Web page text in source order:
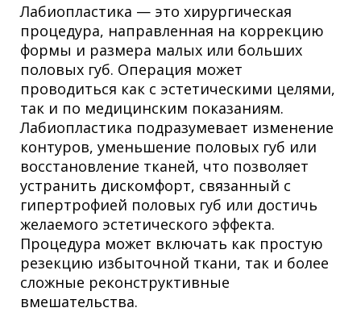
Лабиопластика — это хирургическая
процедура, направленная на коррекцию
формы и размера малых или больших
половых губ. Операция может
проводиться как с эстетическими целями,
так и по медицинским показаниям.
Лабиопластика подразумевает изменение
контуров, уменьшение половых губ или
восстановление тканей, что позволяет
устранить дискомфорт, связанный с
гипертрофией половых губ или достичь
желаемого эстетического эффекта.
Процедура может включать как простую
резекцию избыточной ткани, так и более
сложные реконструктивные
вмешательства.